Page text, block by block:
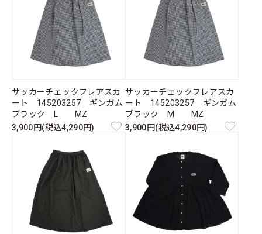
サッカーチェックフレアスカ
ート 145203257 ギンガム
ブラック L MZ
3,900円(税込4,290円)
サッカーチェックフレアスカ
ート 145203257 ギンガム
ブラック M MZ
3,900円(税込4,290円)